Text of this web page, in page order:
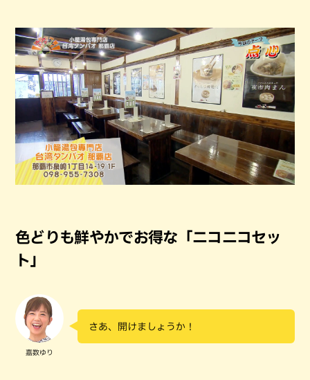
色どりも鮮やかでお得な「ニコニコセッ
ト」
嘉数ゆり
さあ、開けましょうか！